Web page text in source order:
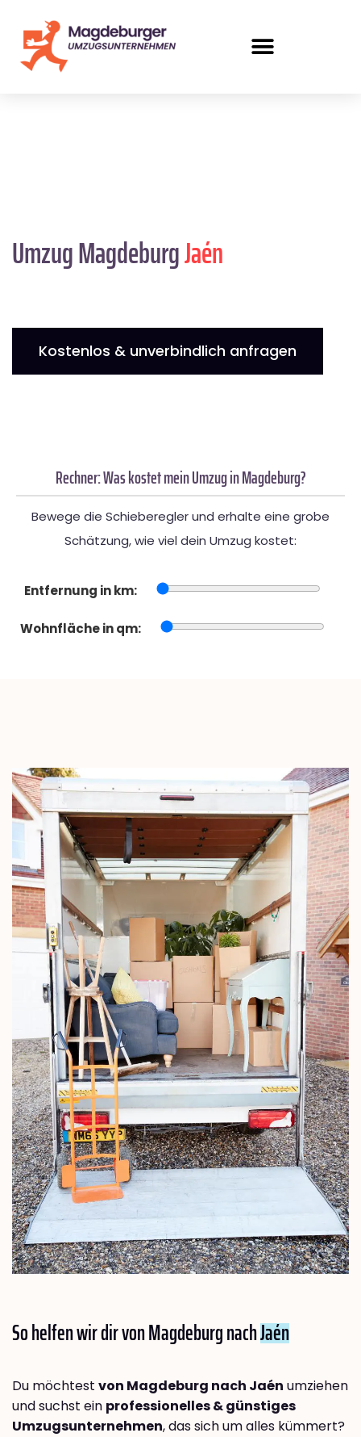
Umzug MagdeburgJaén
Kostenlos & unverbindlich anfragen
Rechner: Was kostet mein Umzug in Magdeburg?
Bewege die Schieberegler und erhalte eine grobe
Schätzung, wie viel dein Umzug kostet:
Entfernung in km:
Wohnfläche in qm:
So helfen wir dir von Magdeburg nachJaén
Du möchtest von Magdeburg nach Jaén umziehen
und suchst ein professionelles & günstiges
Umzugsunternehmen, das sich um alles kümmert?